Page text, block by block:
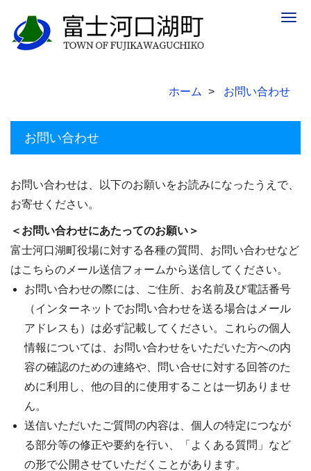
ホーム お問い合わせ
お問い合わせ
お問い合わせは、以下のお願いをお読みになったうえで、
お寄せください。
＜お問い合わせにあたってのお願い＞
富士河口湖町役場に対する各種の質問、お問い合わせなど
はこちらのメール送信フォームから送信してください。
お問い合わせの際には、ご住所、お名前及び電話番号
（インターネットでお問い合わせを送る場合はメール
アドレスも）は必ず記載してください。これらの個人
情報については、お問い合わせをいただいた方への内
容の確認のための連絡や、問い合せに対する回答のた
めに利用し、他の目的に使用することは一切ありませ
ん。
送信いただいたご質問の内容は、個人の特定につなが
る部分等の修正や要約を行い、「よくある質問」など
の形で公開させていただくことがあります。